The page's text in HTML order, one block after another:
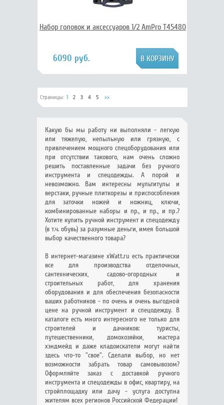
Набор головок и аксессуаров 1/2 AmPro T45480
6090 руб.
Страницы: 1 2 3 4 5 >>
Какую бы мы работу ни выполняли - легкую
или тяжелую, непыльную или грязную, с
привлечением мощного спецоборудования или
при отсутствии такового, нам очень сложно
решить поставленные задачи без ручного
инструмента и спецодежды. А порой и
невозможно. Вам интересны мультитулы и
верстаки, ручные плиткорезы и приспособления
для заточки ножей и ножниц, ключи,
комбинированные наборы и пр., и пр., и пр.?
Хотите купить ручной инструмент и спецодежду
(в т.ч. обувь) за разумные деньги, имея большой
выбор качественного товара?
В интернет-магазине xWatt.ru есть практически
все для производства отделочных,
сантехнических, садово-огородных и
строительных работ, для хранения
оборудования и для обеспечения безопасности
ваших работников - по очень и очень выгодной
цене на ручной инструмент и спецодежду. В
каталоге есть много интересного не только для
строителей и дачников: туристы,
путешественники, домохозяйки, мастера
хэндмейд и даже кладоискатели могут найти
здесь что-то "свое". Сделали выбор, но нет
возможности забрать товар самовывозом?
Оформляйте заказ с доставкой ручного
инструмента и спецодежды в офис, квартиру, на
стройплощадку или дачу - услуга доступна
жителям всех регионов Российской Федерации!